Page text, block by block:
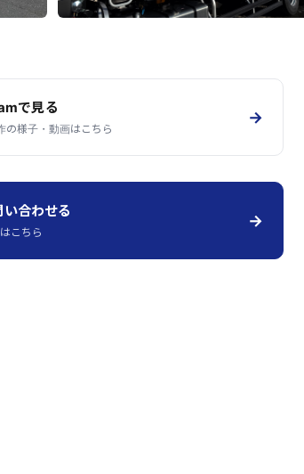
で見る
様子・動画はこちら
→
合わせる
こちら
→